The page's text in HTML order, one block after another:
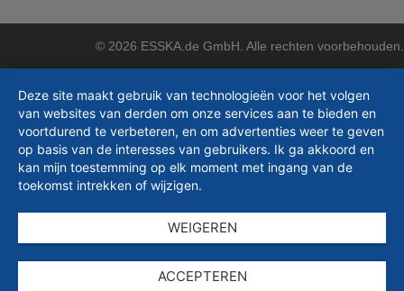
© 2026 ESSKA.de GmbH. Alle rechten voorbehouden.
Deze site maakt gebruik van technologieën voor het volgen
van websites van derden om onze services aan te bieden en
voortdurend te verbeteren, en om advertenties weer te geven
op basis van de interesses van gebruikers. Ik ga akkoord en
kan mijn toestemming op elk moment met ingang van de
toekomst intrekken of wijzigen.
WEIGEREN
ACCEPTEREN